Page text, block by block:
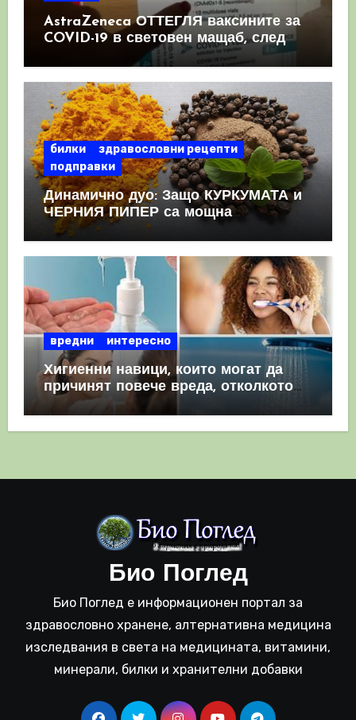
AstraZeneca ОТТЕГЛЯ ваксините за
COVID-19 в световен мащаб, след
като призна, че те причиняват
КРЪВНИ съсиреци
билки
здравословни рецепти
подправки
Динамично дуо: Защо КУРКУМАТА и
ЧЕРНИЯ ПИПЕР са мощна
комбинация
вредни интересно
Хигиенни навици, които могат да
причинят повече вреда, отколкото
полза
Био Поглед
Био Поглед е информационен портал за
здравословно хранене, алтернативна медицина
изследвания в света на медицината, витамини,
минерали, билки и хранителни добавки